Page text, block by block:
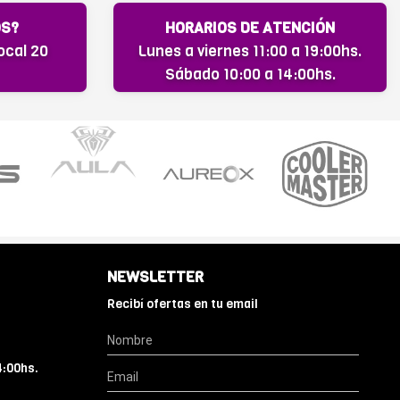
20
HORARIOS DE ATENCIÓN
Lunes a viernes 11:00 a 19:00hs.
Sábado 10:00 a 14:00hs.
NEWSLETTER
Recibí ofertas en tu email